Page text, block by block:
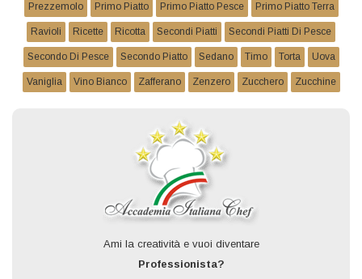
Prezzemolo Primo Piatto Primo Piatto Pesce Primo Piatto Terra
Ravioli Ricette Ricotta Secondi Piatti Secondi Piatti Di Pesce
Secondo Di Pesce Secondo Piatto Sedano Timo Torta Uova
Vaniglia Vino Bianco Zafferano Zenzero Zucchero Zucchine
Ami la creatività e vuoi diventare
Professionista?